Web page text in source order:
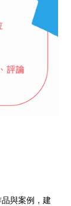
與案例，建